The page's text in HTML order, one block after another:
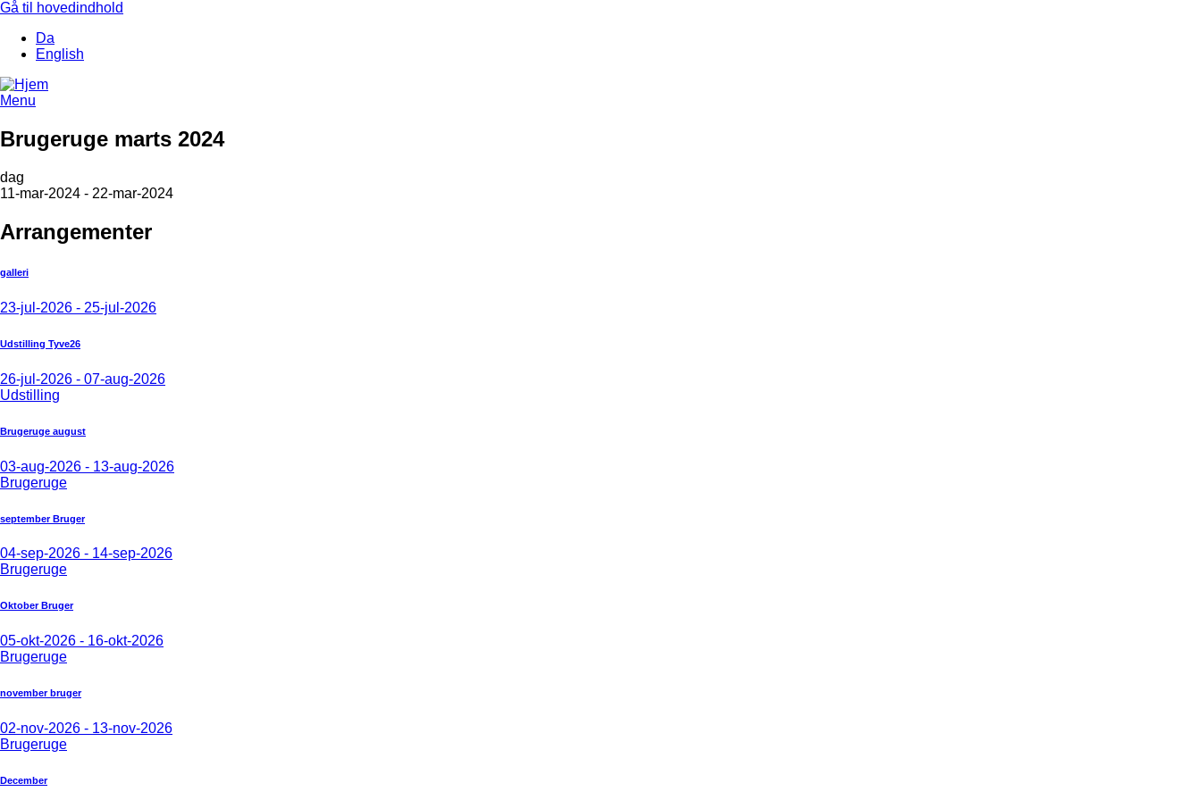
Gå til hovedindhold
Da
English
Menu
Brugeruge marts 2024
dag
11-mar-2024 - 22-mar-2024
Arrangementer
galleri
23-jul-2026 - 25-jul-2026
Udstilling Tyve26
26-jul-2026 - 07-aug-2026
Udstilling
Brugeruge august
03-aug-2026 - 13-aug-2026
Brugeruge
september Bruger
04-sep-2026 - 14-sep-2026
Brugeruge
Oktober Bruger
05-okt-2026 - 16-okt-2026
Brugeruge
november bruger
02-nov-2026 - 13-nov-2026
Brugeruge
December